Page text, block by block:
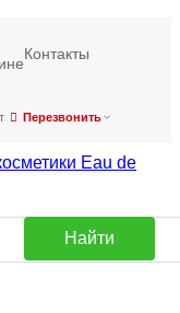
Контакты
Перезвонить
Найти